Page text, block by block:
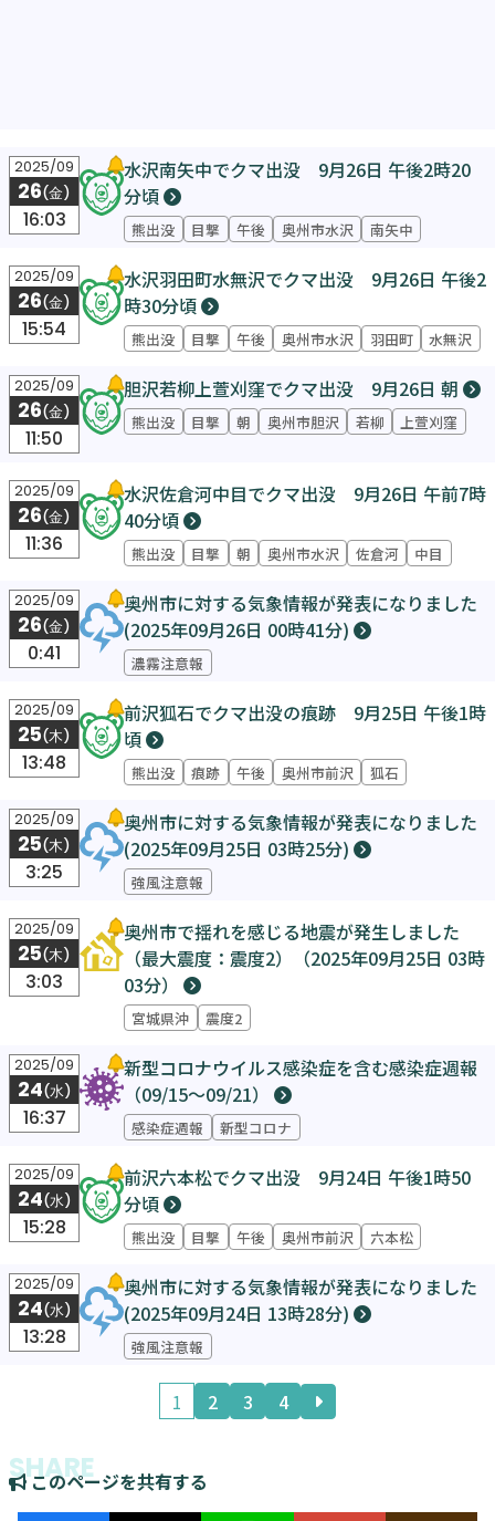
2025/09
26(金)
16:03
水沢南矢中でクマ出没 9月26日 午後2時20
分頃
熊出没 目撃 午後 奥州市水沢 南矢中
2025/09
26(金)
15:54
水沢羽田町水無沢でクマ出没 9月26日 午後2
時30分頃
熊出没 目撃 午後 奥州市水沢 羽田町 水無沢
2025/09
26(金)
11:50
胆沢若柳上萱刈窪でクマ出没 9月26日 朝
熊出没 目撃 朝 奥州市胆沢 若柳 上萱刈窪
2025/09
26(金)
11:36
水沢佐倉河中目でクマ出没 9月26日 午前7時
40分頃
熊出没 目撃 朝 奥州市水沢 佐倉河 中目
2025/09
26(金)
0:41
奥州市に対する気象情報が発表になりました
(2025年09月26日 00時41分)
濃霧注意報
2025/09
25(木)
13:48
前沢狐石でクマ出没の痕跡 9月25日 午後1時
頃
熊出没 痕跡 午後 奥州市前沢 狐石
2025/09
25(木)
3:25
奥州市に対する気象情報が発表になりました
(2025年09月25日 03時25分)
強風注意報
2025/09
25(木)
3:03
奥州市で揺れを感じる地震が発生しました
（最大震度：震度2）（2025年09月25日 03時
03分）
宮城県沖 震度2
2025/09
24(水)
16:37
新型コロナウイルス感染症を含む感染症週報
（09/15～09/21）
感染症週報 新型コロナ
2025/09
24(水)
15:28
前沢六本松でクマ出没 9月24日 午後1時50
分頃
熊出没 目撃 午後 奥州市前沢 六本松
2025/09
24(水)
13:28
奥州市に対する気象情報が発表になりました
(2025年09月24日 13時28分)
強風注意報
1 2 3 4
このページを共有する